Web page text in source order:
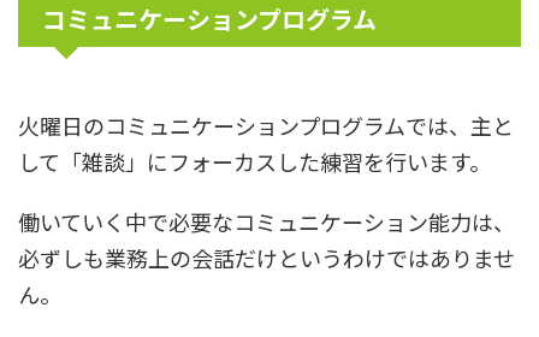
コミュニケーションプログラム
火曜日のコミュニケーションプログラムでは、主と
して「雑談」にフォーカスした練習を行います。
働いていく中で必要なコミュニケーション能力は、
必ずしも業務上の会話だけというわけではありませ
ん。